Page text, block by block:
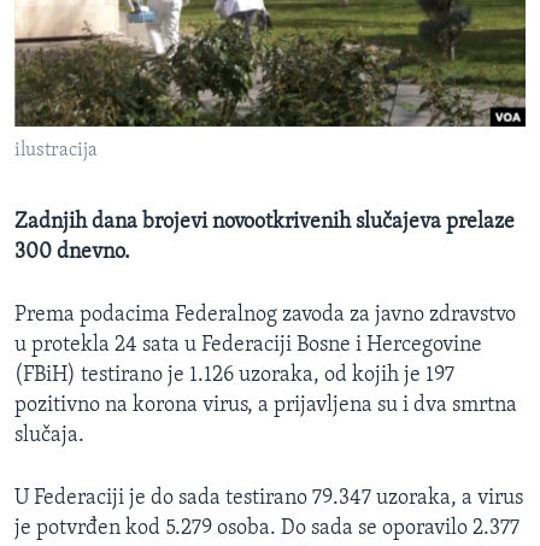
MAGAZIN
O GLASU AMERIKE
Learning English
Jezici
ilustracija
Zadnjih dana brojevi novootkrivenih slučajeva prelaze
300 dnevno.
Prema podacima Federalnog zavoda za javno zdravstvo
u protekla 24 sata u Federaciji Bosne i Hercegovine
(FBiH) testirano je 1.126 uzoraka, od kojih je 197
pozitivno na korona virus, a prijavljena su i dva smrtna
slučaja.
U Federaciji je do sada testirano 79.347 uzoraka, a virus
je potvrđen kod 5.279 osoba. Do sada se oporavilo 2.377